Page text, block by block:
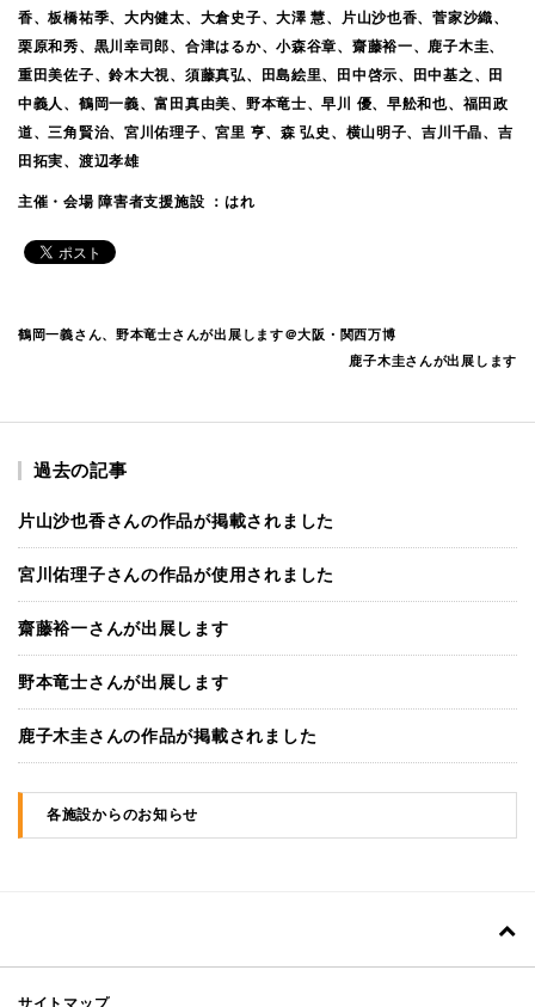
香、板橋祐季、大内健太、大倉史子、大澤 慧、片山沙也香、菅家沙織、
栗原和秀、黒川幸司郎、合津はるか、小森谷章、齋藤裕一、鹿子木圭、
重田美佐子、鈴木大視、須藤真弘、田島絵里、田中啓示、田中基之、田
中義人、鶴岡一義、富田真由美、野本竜士、早川 優、早舩和也、福田政
道、三角賢治、宮川佑理子、宮里 亨、森 弘史、横山明子、吉川千晶、吉
田拓実、渡辺孝雄
主催・会場 障害者支援施設 ：はれ
鶴岡一義さん、野本竜士さんが出展します＠大阪・関西万博
鹿子木圭さんが出展します
過去の記事
片山沙也香さんの作品が掲載されました
宮川佑理子さんの作品が使用されました
齋藤裕一さんが出展します
野本竜士さんが出展します
鹿子木圭さんの作品が掲載されました
各施設からのお知らせ
サイトマップ